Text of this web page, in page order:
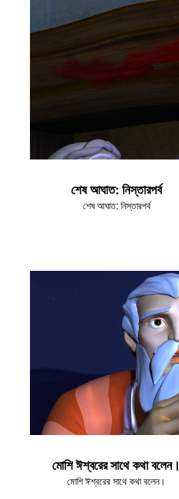
শেষ আঘাত: নিস্তারপর্ব
শেষ আঘাত: নিস্তারপর্ব
মোশি ঈশ্বরের সাথে কথা বলেন।
মোশি ঈশ্বরের সাথে কথা বলেন।